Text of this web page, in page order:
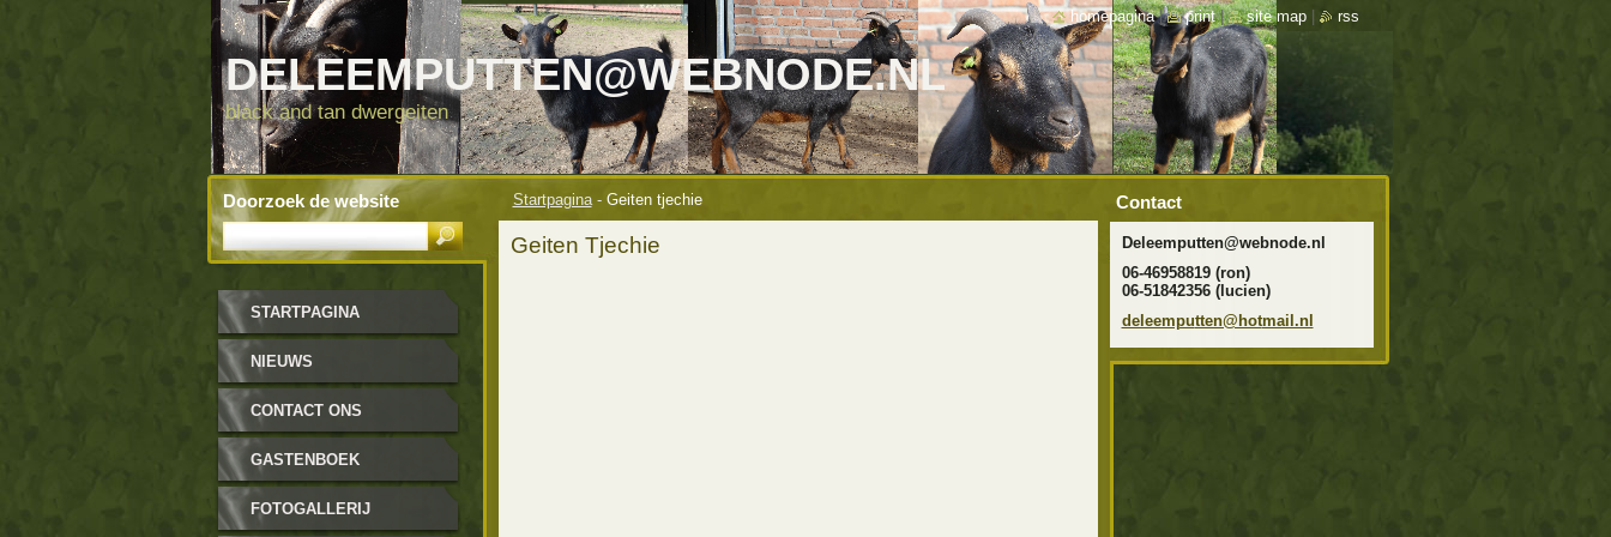
DELEEMPUTTEN@WEBNODE.NL
black and tan dwergeiten
Startpagina - Geiten tjechie
Geiten Tjechie
STARTPAGINA
NIEUWS
CONTACT ONS
GASTENBOEK
FOTOGALLERIJ
Contact
Deleemputten@webnode.nl
06-46958819 (ron)
06-51842356 (lucien)
deleemputten@hotmail.nl
Doorzoek de website
homepagina | print | site map rss